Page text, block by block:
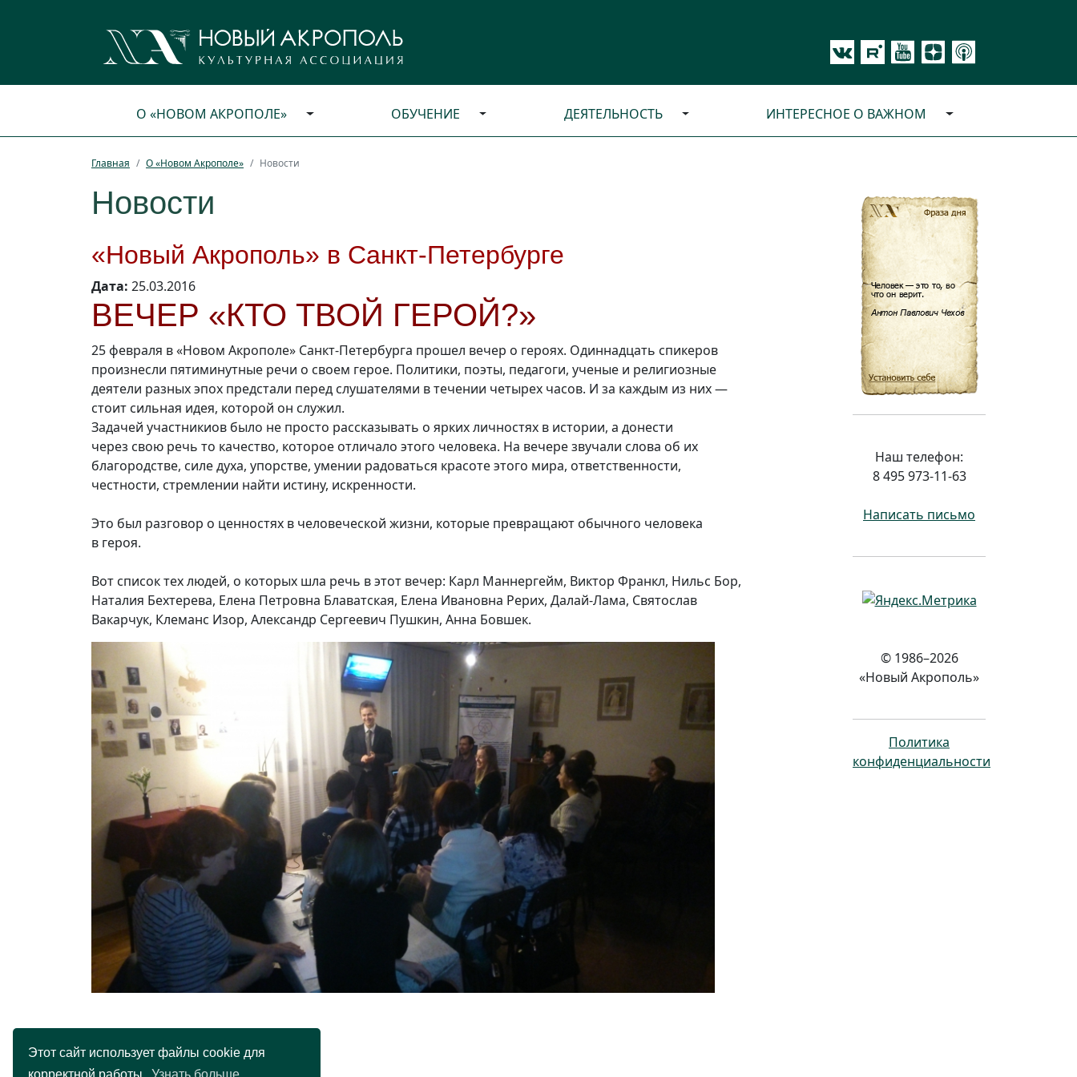
Этот сайт использует файлы cookie для
О «НОВОМ АКРОПОЛЕ» ОБУЧЕНИЕ ДЕЯТЕЛЬНОСТЬ ИНТЕРЕСНОЕ О ВАЖНОМ
Главная О «Новом Акрополе» Новости
Новости
«Новый Акрополь» в Санкт-Петербурге
Дата: 25.03.2016
ВЕЧЕР «КТО ТВОЙ ГЕРОЙ?»
25 февраля в «Новом Акрополе» Санкт-Петербурга прошел вечер о героях. Одиннадцать спикеров
произнесли пятиминутные речи о своем герое. Политики, поэты, педагоги, ученые и религиозные
деятели разных эпох предстали перед слушателями в течении четырех часов. И за каждым из них —
стоит сильная идея, которой он служил.
Задачей участникиов было не просто рассказывать о ярких личностях в истории, а донести
через свою речь то качество, которое отличало этого человека. На вечере звучали слова об их
благородстве, силе духа, упорстве, умении радоваться красоте этого мира, ответственности,
честности, стремлении найти истину, искренности.
Это был разговор о ценностях в человеческой жизни, которые превращают обычного человека
в героя.
Вот список тех людей, о которых шла речь в этот вечер: Карл Маннергейм, Виктор Франкл, Нильс Бор,
Наталия Бехтерева, Елена Петровна Блаватская, Елена Ивановна Рерих, Далай-Лама, Святослав
Вакарчук, Клеманс Изор, Александр Сергеевич Пушкин, Анна Бовшек.
Наш телефон:
8 495 973-11-63
Написать письмо
© 1986–2026
«Новый Акрополь»
Политика
конфиденциальности